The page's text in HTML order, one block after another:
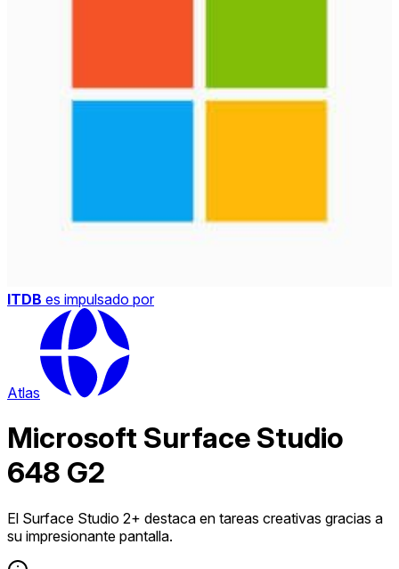
ITDB es impulsado por
Atlas
Microsoft Surface Studio
648 G2
El Surface Studio 2+ destaca en tareas creativas gracias a
su impresionante pantalla.